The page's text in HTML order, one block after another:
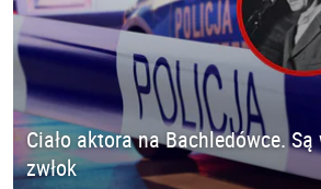
Ciało aktora na Bachledówce.
zwłok